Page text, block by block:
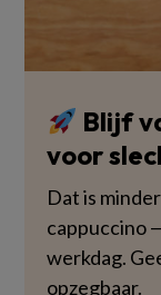
Blijf
voor
Dat is
cappuccino
werkdag.
opzegbaar.